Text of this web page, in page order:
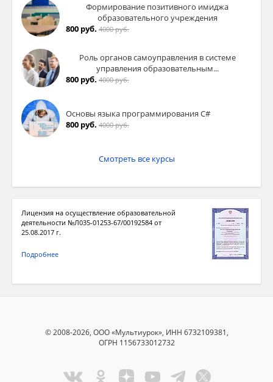
Формирование позитивного имиджа
образовательного учреждения
800 руб. 4000 руб.
Роль органов самоуправления в системе
управления образовательным...
800 руб. 4000 руб.
Основы языка программирования C#
800 руб. 4000 руб.
Смотреть все курсы
Лицензия на осуществление образовательной
деятельности №Л035-01253-67/00192584 от
25.08.2017 г.
Подробнее
© 2008-2026, ООО «Мультиурок», ИНН 6732109381,
ОГРН 1156733012732